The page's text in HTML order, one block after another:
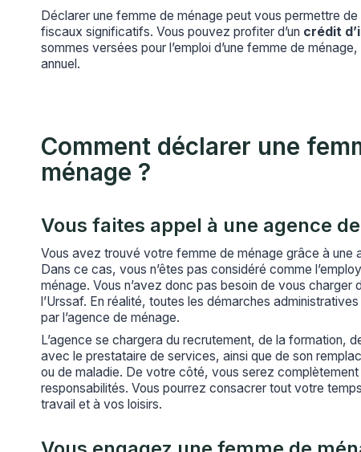
Déclarer une femme de ménage peut vous permettre
fiscaux significatifs. Vous pouvez profiter d’un crédit
sommes versées pour l’emploi d’une femme de
annuel.
Comment déclarer une
ménage ?
Vous faites appel à une agence
Vous avez trouvé votre femme de ménage grâce à une
Dans ce cas, vous n’êtes pas considéré comme
ménage. Vous n’avez donc pas besoin de vous charger
l’Urssaf. En réalité, toutes les démarches
par l’agence de ménage.
L’agence se chargera du recrutement, de la formation,
avec le prestataire de services, ainsi que de son
ou de maladie. De votre côté, vous serez
responsabilités. Vous pourrez consacrer tout votre
travail et à vos loisirs.